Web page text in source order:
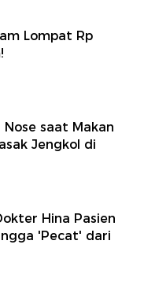
Lompat Rp
saat Makan
Jengkol di
Hina Pasien
'Pecat' dari